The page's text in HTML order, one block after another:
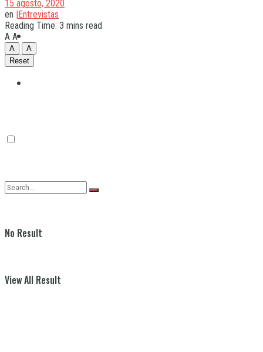
No Result
View All Result
15 agosto, 2020
en |Entrevistas
Reading Time: 3 mins read
A A
A
A
Reset